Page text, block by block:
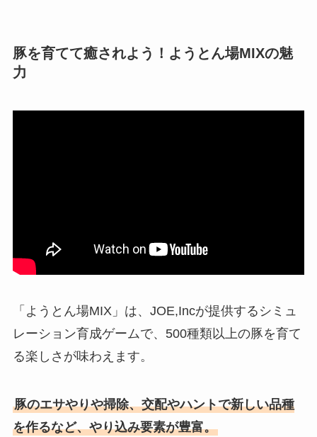
豚を育てて癒されよう！ようとん場MIXの魅
力
「ようとん場MIX」は、JOE,Incが提供するシミュ
レーション育成ゲームで、500種類以上の豚を育て
る楽しさが味わえます。
豚のエサやりや掃除、交配やハントで新しい品種
を作るなど、やり込み要素が豊富。